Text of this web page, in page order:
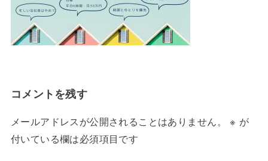
コメントを残す
メールアドレスが公開されることはありません。 ※ が
付いている欄は必須項目です